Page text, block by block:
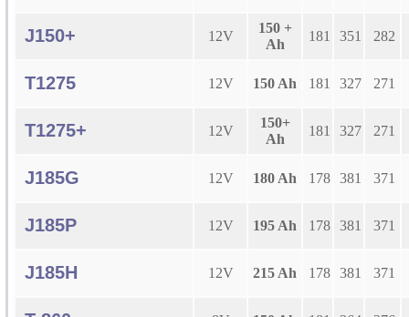
J150+ 12V
150 +
Ah
181 351 282
T1275 12V 150 Ah 181 327 271
T1275+ 12V
150+
Ah
181 327 271
J185G 12V 180 Ah 178 381 371
J185P 12V 195 Ah 178 381 371
J185H 12V 215 Ah 178 381 371